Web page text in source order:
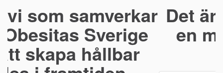
Det är vi som bidrar till
en mer hållbar hälsa